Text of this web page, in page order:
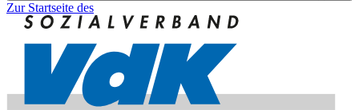
Zur Startseite des